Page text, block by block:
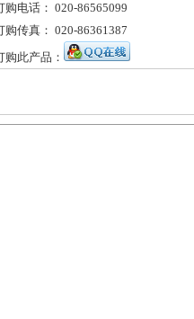
购电话： 020-86565099
购传真： 020-86361387
购此产品：